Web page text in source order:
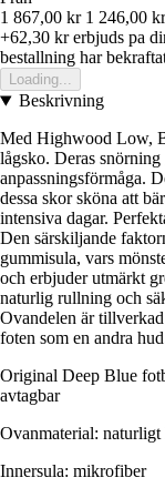
1 867,00 kr 1 246,00 kr
+62,30 krerbjuds pa
bestallning har
Loading...
Beskrivning
Med Highwood Low,
lågsko. Deras
anpassningsförmåga.
dessa skor sköna att
intensiva dagar.
Den särskiljande
gummisula, vars
och erbjuder utmärkt
naturlig rullning och
Ovandelen är
foten som en andra
Original Deep Blue
avtagbar
Ovanmaterial: naturligt
Innersula: mikrofiber